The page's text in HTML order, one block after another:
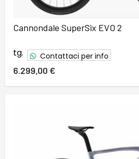
Cannondale SuperSix EVO 2
tg. Contattaci per info
6.299,00 €